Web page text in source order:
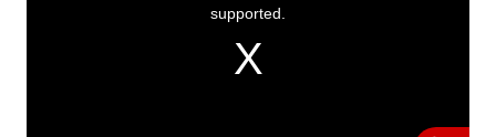
supported.